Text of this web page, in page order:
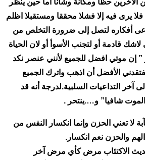
يرى فيه إلا فشلا محققا ومستقبلا اظلم
أفكاره لتصل إلى ضرورة التخلص من
لاشك قادمة أو لتجنب الأسوأ أو لان الحياة
” إن موتي افضل للجميع لأنني عنصر نكد
الأفضل أن اذهب واترك الجميع
التداعيات السلبية.لدرجة أنه قد
شافيا” و….ينتحر .
لا تعني الحزن وإنما انكسار النفس من
والحزن نعم انكسار.
الاكتئاب مرض كأي مرض آخر